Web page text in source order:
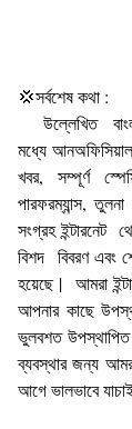
💢সর্বশেষ কথা :
উল্লেখিত
মধ্যে আনঅফিসিয়াল
খবর, সম্পূর্ণ
পারফরম্যান্স,
সংগ্রহ ইন্টারনেট
বিশদ বিবরণ এবং
হয়েছে | আমরা
আপনার কাছে
ভুলবশত
ব্যবস্থার জন্য
আগে ভালভাবে